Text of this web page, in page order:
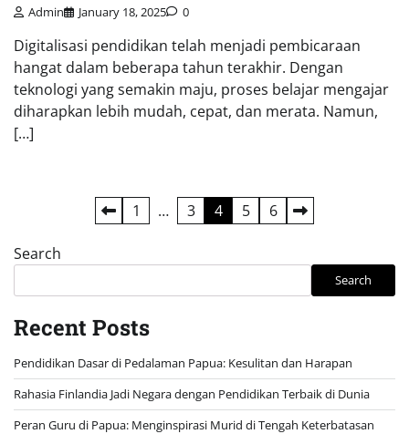
Admin January 18, 2025 0
Digitalisasi pendidikan telah menjadi pembicaraan
hangat dalam beberapa tahun terakhir. Dengan
teknologi yang semakin maju, proses belajar mengajar
diharapkan lebih mudah, cepat, dan merata. Namun,
[…]
pagination
1 … 3 4 5 6
Search
Search
Recent Posts
Pendidikan Dasar di Pedalaman Papua: Kesulitan dan Harapan
Rahasia Finlandia Jadi Negara dengan Pendidikan Terbaik di Dunia
Peran Guru di Papua: Menginspirasi Murid di Tengah Keterbatasan